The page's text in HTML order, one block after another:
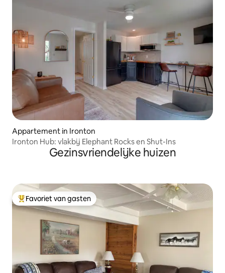
Appartement in Ironton
Ironton Hub: vlakbij Elephant Rocks en Shut-Ins
Gezinsvriendelijke huizen
Topfavoriet van gasten
Favoriet van gasten